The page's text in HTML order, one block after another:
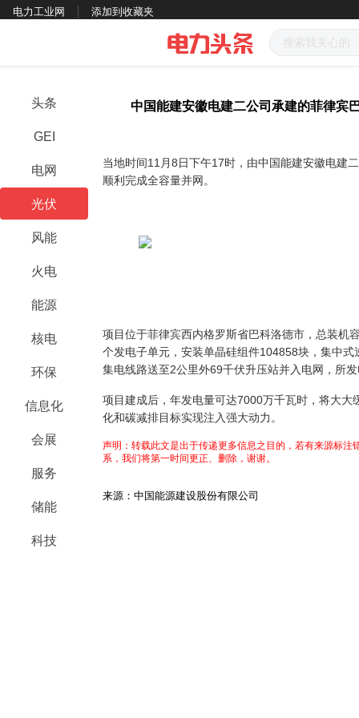
电力工业网 添加到收藏夹
头条
GEI
电网
光伏
风能
火电
能源
核电
环保
信息化
会展
服务
储能
科技
中国能建安徽电建二公司承建的菲律宾
当地时间11月8日下午17时，由中国能建安徽电建
顺利完成全容量并网。
项目位于菲律宾西内格罗斯省巴科洛德市，总装机
个发电子单元，安装单晶硅组件104858块，集中
集电线路送至2公里外69千伏升压站并入电网，所
项目建成后，年发电量可达7000万千瓦时，将大
化和碳减排目标实现注入强大动力。
声明：转载此文是出于传递更多信息之目的，若有来源标
系，我们将第一时间更正、删除，谢谢。
来源：中国能源建设股份有限公司